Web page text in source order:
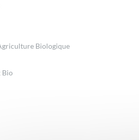
Biologique
Bio